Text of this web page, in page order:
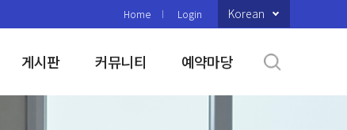
Home Login Korean
게시판 커뮤니티 예약마당